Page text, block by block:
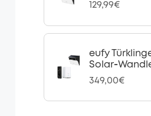
129,99€
eufy
349,00€